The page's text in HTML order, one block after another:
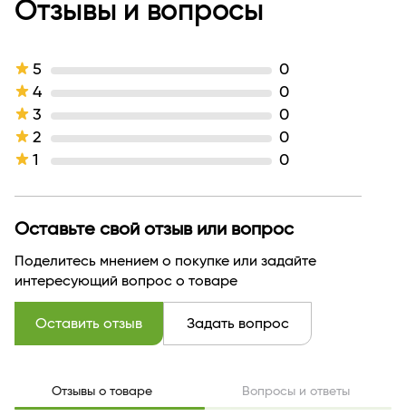
Линейка
Тип кожи
для всех типов кожи
Эффект / Свойство
эффект Soft Focus
Тип продукта
Тон
тон:01 фарфоровый
Оттенок
Производитель
Отзывы и вопросы
5
0
4
0
3
0
2
0
1
0
Оставьте свой отзыв или вопрос
Поделитесь мнением о покупке или задайте
интересующий вопрос о товаре
Оставить отзыв Задать вопрос
Отзывы о товаре Вопросы и ответы